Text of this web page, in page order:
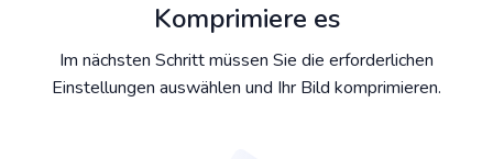
Komprimiere es
Im nächsten Schritt müssen Sie die erforderlichen
Einstellungen auswählen und Ihr Bild komprimieren.